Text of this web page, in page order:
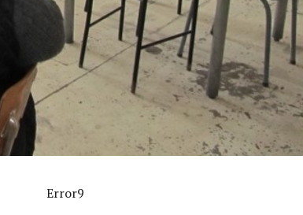
Error9